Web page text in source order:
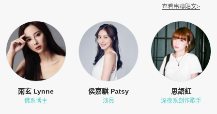
查看串聯貼文>
雨玄 Lynne
佛系博主
侯嘉騏 Patsy
演員
思語紅
深夜系創作歌手